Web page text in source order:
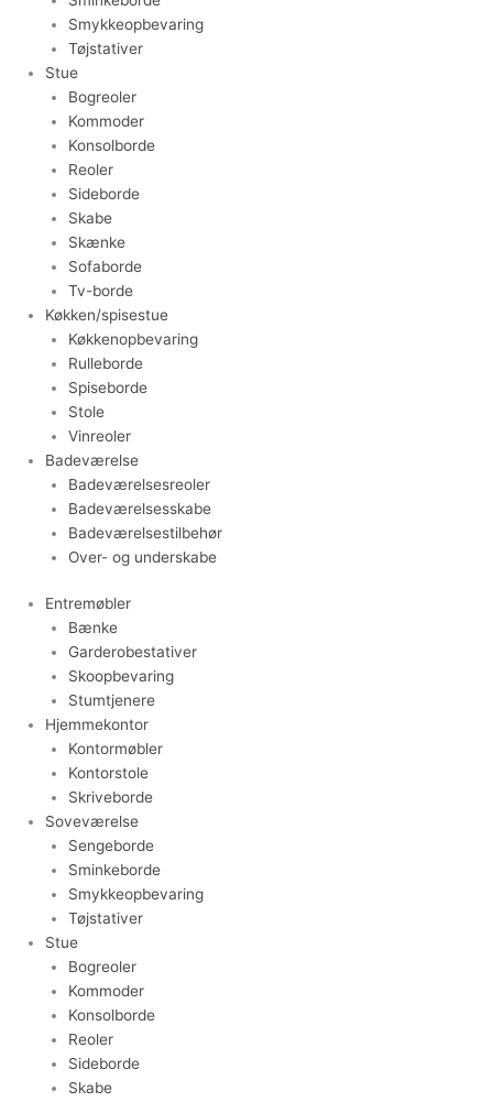
Smykkeopbevaring
Tøjstativer
Stue
Bogreoler
Kommoder
Konsolborde
Reoler
Sideborde
Skabe
Skænke
Sofaborde
Tv-borde
Køkken/spisestue
Køkkenopbevaring
Rulleborde
Spiseborde
Stole
Vinreoler
Badeværelse
Badeværelsesreoler
Badeværelsesskabe
Badeværelsestilbehør
Over- og underskabe
Entremøbler
Bænke
Garderobestativer
Skoopbevaring
Stumtjenere
Hjemmekontor
Kontormøbler
Kontorstole
Skriveborde
Soveværelse
Sengeborde
Sminkeborde
Smykkeopbevaring
Tøjstativer
Stue
Bogreoler
Kommoder
Konsolborde
Reoler
Sideborde
Skabe